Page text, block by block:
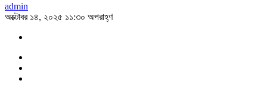
admin
অক্টোবর ১৪, ২০২৫ ১১:৩০ অপরাহ্ণ